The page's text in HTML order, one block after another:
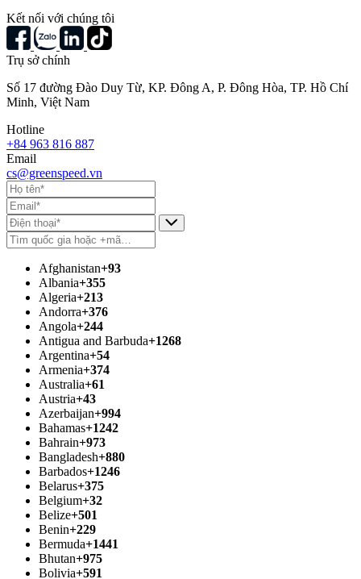
Kết nối với chúng tôi
Trụ sở chính
Số 17 đường Đào Duy Từ, KP. Đông A, P. Đông Hòa, TP. Hồ Chí
Minh, Việt Nam
Hotline
+84 963 816 887
Email
cs@greenspeed.vn
Afghanistan+93
Albania+355
Algeria+213
Andorra+376
Angola+244
Antigua and Barbuda+1268
Argentina+54
Armenia+374
Australia+61
Austria+43
Azerbaijan+994
Bahamas+1242
Bahrain+973
Bangladesh+880
Barbados+1246
Belarus+375
Belgium+32
Belize+501
Benin+229
Bermuda+1441
Bhutan+975
Bolivia+591